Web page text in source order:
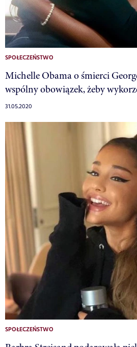
SPOŁECZEŃSTWO
Michelle Obama o śmierci
wspólny obowiązek, żeby
31.05.2020
SPOŁECZEŃSTWO